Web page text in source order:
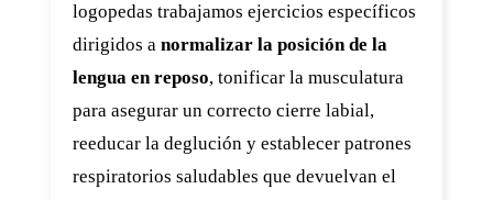
logopedas trabajamos ejercicios específicos
dirigidos a normalizar la posición de la
lengua en reposo, tonificar la musculatura
para asegurar un correcto cierre labial,
reeducar la deglución y establecer patrones
respiratorios saludables que devuelvan el